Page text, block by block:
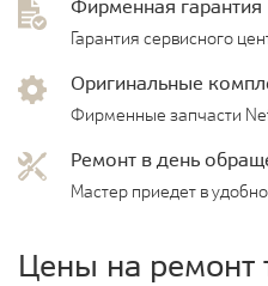
Фирменная гарантия
Гарантия сервисного
Оригинальные
Фирменные запчасти
Ремонт в день
Мастер приедет в
Цены на ремонт